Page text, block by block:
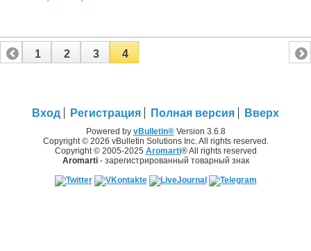
1 2 3 4
Вход Регистрация Полная версия Вверх
Powered by vBulletin®Version 3.6.8
Copyright © 2026 vBulletin Solutions Inc. All rights reserved.
Copyright © 2005-2025 Aromarti® All rights reserved
Aromarti- зарегистрированный товарный знак